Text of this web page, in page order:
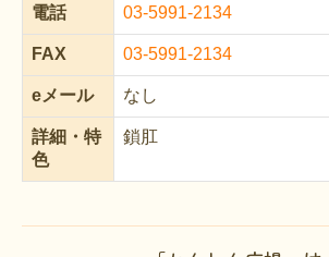
子どもに関するコラム
生活に関するコラム
就労に関するコラム
電話 03-5991-2134
FAX 03-5991-2134
eメール なし
詳細・ 特
色
鎖肛